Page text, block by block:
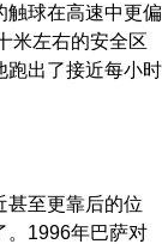
触球在高速中更偏
米左右的安全区
跑出了接近每小时
甚至更靠后的位
。1996年巴萨对